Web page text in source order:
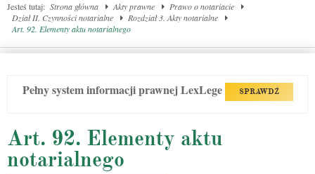
Jesteś tutaj: Strona główna Akty prawne
Prawo o notariacie
Dział II. Czynności notarialne
Rozdział 3. Akty notarialne
Art. 92. Elementy aktu notarialnego
Pełny system informacji prawnej LexLege SPRAWDŹ
Art. 92. Elementy aktu
notarialnego